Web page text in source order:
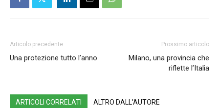
Articolo precedente
Una protezione tutto l’anno
Prossimo articolo
Milano, una provincia che
riflette l’Italia
ARTICOLI CORRELATI ALTRO DALL'AUTORE